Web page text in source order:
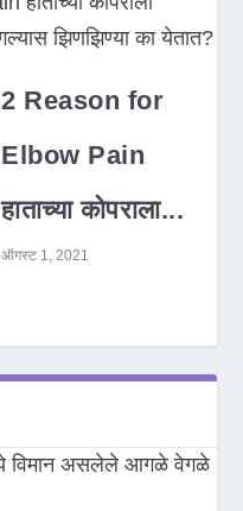
2 Reason for
Elbow Pain
हाताच्या कोपराला...
ऑगस्ट 1, 2021